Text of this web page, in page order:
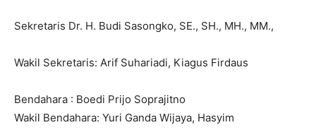
Sekretaris Dr. H. Budi Sasongko, SE., SH., MH., MM.,
Wakil Sekretaris: Arif Suhariadi, Kiagus Firdaus
Bendahara : Boedi Prijo Soprajitno
Wakil Bendahara: Yuri Ganda Wijaya, Hasyim